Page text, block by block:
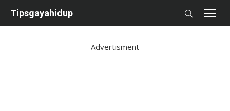
Tipsgayahidup
Advertisment